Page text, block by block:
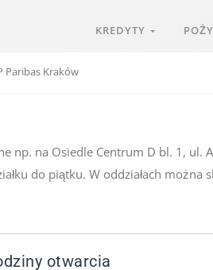
KREDYTY
Paribas Kraków
np. na Osiedle Centrum D bl. 1, ul.
do piątku. W oddziałach można
otwarcia